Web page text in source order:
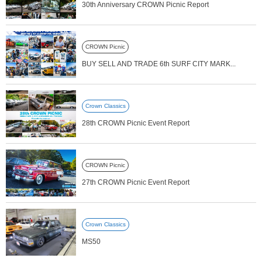
30th Anniversary CROWN Picnic Report
CROWN Picnic
BUY SELL AND TRADE 6th SURF CITY MARK...
Crown Classics
28th CROWN Picnic Event Report
CROWN Picnic
27th CROWN Picnic Event Report
Crown Classics
MS50